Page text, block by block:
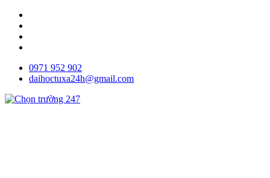
0971 952 902
daihoctuxa24h@gmail.com